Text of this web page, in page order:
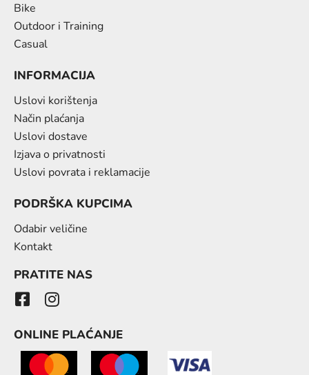
Bike
Outdoor i Training
Casual
INFORMACIJA
Uslovi korištenja
Način plaćanja
Uslovi dostave
Izjava o privatnosti
Uslovi povrata i reklamacije
PODRŠKA KUPCIMA
Odabir veličine
Kontakt
PRATITE NAS
ONLINE PLAĆANJE